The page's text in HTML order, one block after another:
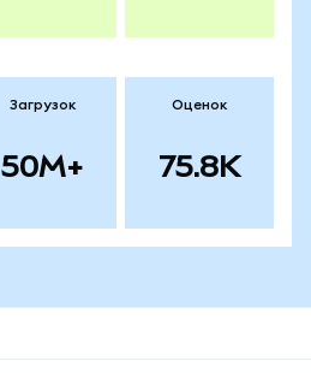
Загрузок
50M+
Оценок
75.8K